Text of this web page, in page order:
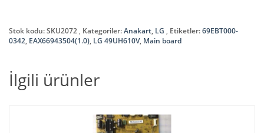
Stok kodu:SKU2072 Kategoriler:Anakart, LG Etiketler:69EBT000-
0342, EAX66943504(1.0), LG 49UH610V, Main board
İlgili ürünler